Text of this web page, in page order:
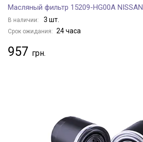
Масляный фильтр 15209-HG00A NISSAN
В наличии: 3 шт.
Срок ожидания: 24 часа
957